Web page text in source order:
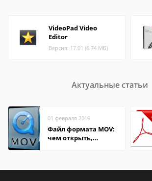
VideoPad Video
Editor
Версия: 17.01 (6.74 МБ)
Актуальные статьи
01 февраля 2019
Файл формата MOV:
чем открыть,